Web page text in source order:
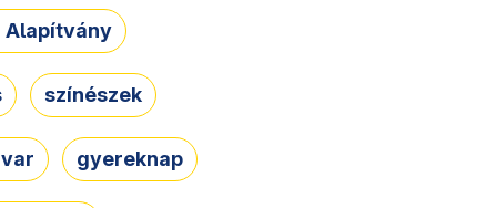
Alapítvány
színészek
gyereknap